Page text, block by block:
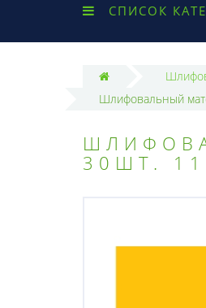
СПИСОК
Шлифовальный
30ШТ.